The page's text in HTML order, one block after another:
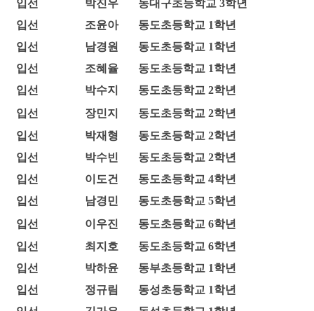
입선
박진우
동대구초등학교 3학년
입선
조윤아
동도초등학교 1학년
입선
남경원
동도초등학교 1학년
입선
조혜율
동도초등학교 1학년
입선
박수지
동도초등학교 2학년
입선
장민지
동도초등학교 2학년
입선
박재형
동도초등학교 2학년
입선
박수빈
동도초등학교 2학년
입선
이도건
동도초등학교 4학년
입선
남경민
동도초등학교 5학년
입선
이우진
동도초등학교 6학년
입선
최지호
동도초등학교 6학년
입선
박하윤
동부초등학교 1학년
입선
정규림
동성초등학교 1학년